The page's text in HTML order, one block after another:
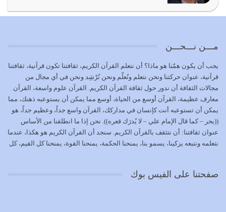
{إِنَّ الدِّينَ عِنْدَ اللَّهِ الْإسْلامُ} الدين الذي شرعه الله للناس في
تتحقق الحقوق للجميع
يوليو 18, 2026
بعض صفات المتقين {الصَّابِرِينَ وَالصَّادِقِينَ وَالْقَانِتِينَ
وَالْمُنْفِقِينَ…
يوليو 17, 2026
الاعتصام بحبل الله أمر إلهي للمؤمنين وهو بمثابة سبب بينهم
يوليو 16, 2026
مـــن نـــحـــن
يجب أن يكون همّنا هو ماذا؟ أن نتعلم القرآن الكريم، ثقافتنا تكون قرآنية، ثقافتنا
قرآنية، عنوان حركتنا ونحن نتعلم ونُعلّم ونحن نُرْشِد ونحن في أي مجال من
مجالات الثقافة أن ندور حول ثقافة القرآن الكريم. القرآن علوم واسعة، القرآن
معارف عظيمة، القرآن أوسع من الحياة، أوسع مما يمكن أن يستوعبه ذهنك، مما
يمكن أن تستوعبه أنت كإنسان في مداركك، القرآن واسع جداً، وعظيم جداً، هو
((بحر – كما قال الإمام علي – لا يُدرَك قعره)). نحن إذا ما انطلقنا من الأساس
عنوان ثقافتنا: أن نتثقف بالقرآن الكريم. سنجد أن القرآن الكريم هو هكذا، عندما
نتعلمه ونتبعه يزكينا، يسمو بنا، يمنحنا الحكمة، يمنحنا القوة، يمنحنا كل القيم، كل
بمستوى أن نثقف الآخرين بالقرآن الكريم، وأن نتثقف بثقافة القرآن الكريم
صفحتنا على الفيس بوك